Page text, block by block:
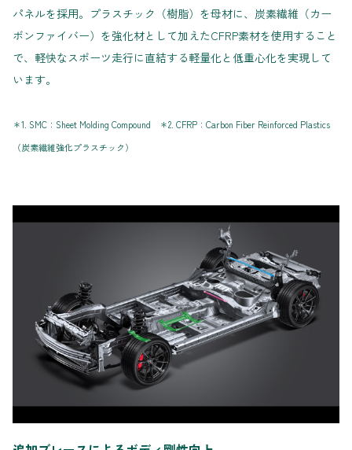
パネルを採用。プラスチック（樹脂）を母材に、炭素繊維（カー
ボンファイバー）を強化材として加えたCFRP素材を使用すること
で、軽快なスポーツ走行に直結する軽量化と低重心化を実現して
います。
＊1. SMC：Sheet Molding Compound ＊2. CFRP：Carbon Fiber Reinforced Plastics
（炭素繊維強化プラスチック）